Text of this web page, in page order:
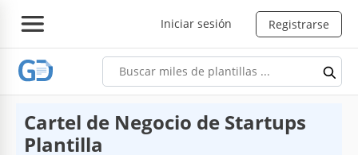
Iniciar sesión Registrarse
Cartel de Negocio de Startups
Plantilla